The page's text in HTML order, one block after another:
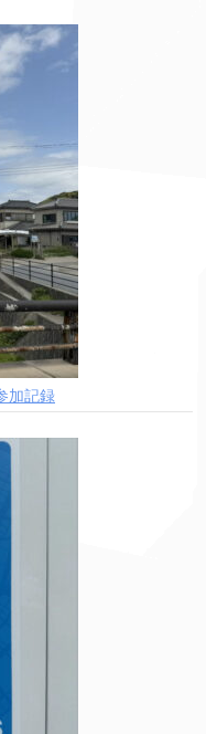
加記録